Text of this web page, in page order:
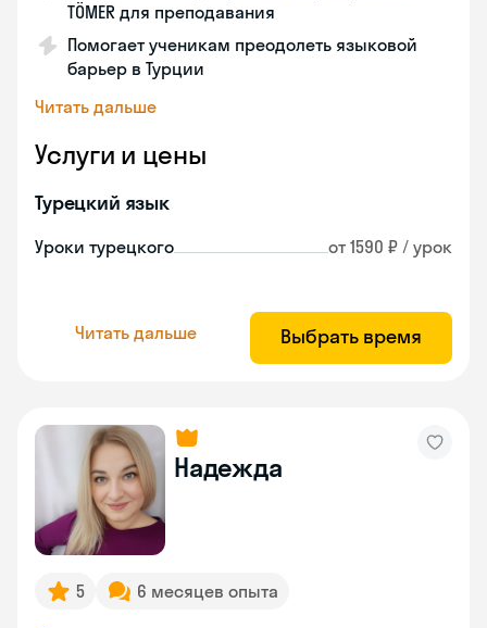
TÖMER для преподавания
Помогает ученикам преодолеть языковой
барьер в Турции
Читать дальше
Услуги и цены
Турецкий язык
Уроки турецкого от 1590 ₽ / урок
Читать дальше Выбрать время
Надежда
5 6 месяцев опыта